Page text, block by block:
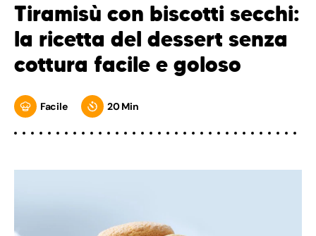
Tiramisù con biscotti secchi:
la ricetta del dessert senza
cottura facile e goloso
Facile 20 Min